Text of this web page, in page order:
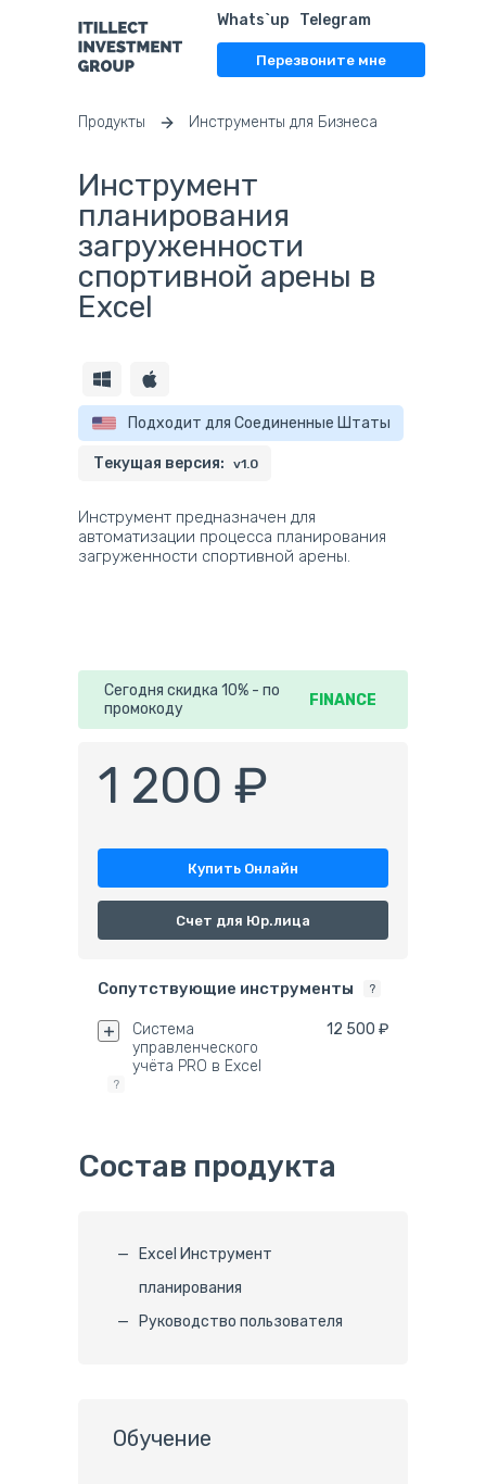
Whats`up Telegram
Перезвоните мне
Продукты Инструменты для Бизнеса
Инструмент
планирования
загруженности
спортивной арены в
Excel
Подходит для Соединенные Штаты
Текущая версия: v1.0
Инструмент предназначен для
автоматизации процесса планирования
загруженности спортивной арены.
Сегодня скидка 10% - по
промокоду
FINANCE
1 200 ₽
Купить Онлайн
Счет для Юр.лица
Сопутствующие инструменты ?
Система
управленческого
учёта PRO в Excel
12 500 ₽
?
Состав продукта
Excel Инструмент
планирования
Руководство пользователя
Обучение